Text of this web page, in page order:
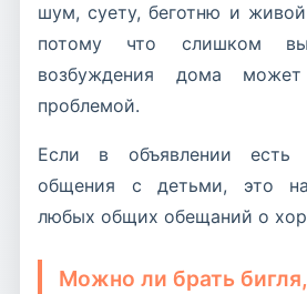
шум, суету, беготню и
потому что слишком
возбуждения дома
проблемой.
Если в объявлении есть
общения с детьми, это
любых общих обещаний о
Можно ли брать